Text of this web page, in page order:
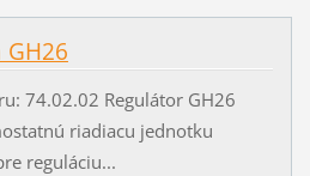
74.02.02 Regulátor GH26
riadiacu jednotku
reguláciu...